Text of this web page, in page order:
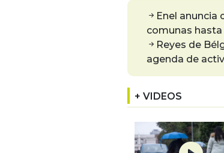
Enel anuncia
comunas hasta
Reyes de
agenda de
+ VIDEOS